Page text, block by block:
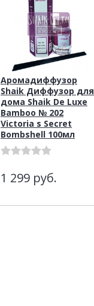
Аромадиффузор
Shaik Диффузор для
дома Shaik De Luxe
Bamboo № 202
Victoria s Secret
Bombshell 100мл
1 299 руб.